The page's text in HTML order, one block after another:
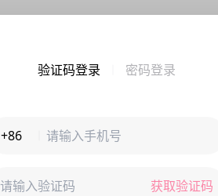
验证码登录 密码登录
+86
获取验证码